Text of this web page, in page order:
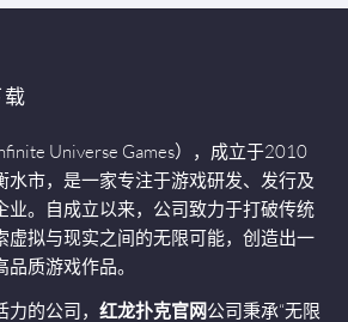
Universe Games），成立于2010
水市，是一家专注于游戏研发、发行及
业。自成立以来，公司致力于打破传统
虚拟与现实之间的无限可能，创造出一
质游戏作品。
的公司， 红龙扑克官网公司秉承“无限